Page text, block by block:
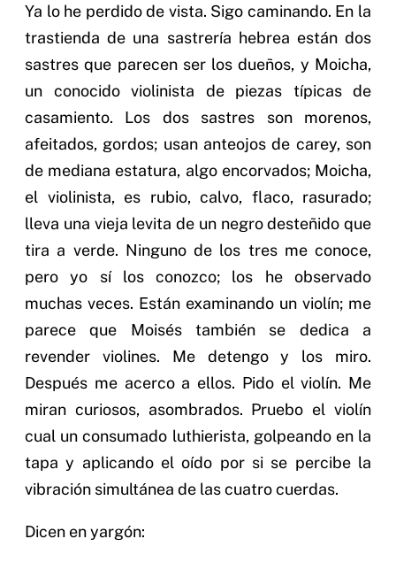
Ya lo he perdido de vista. Sigo caminando. En la
trastienda de una sastrería hebrea están dos
sastres que parecen ser los dueños, y Moicha,
un conocido violinista de piezas típicas de
casamiento. Los dos sastres son morenos,
afeitados, gordos; usan anteojos de carey, son
de mediana estatura, algo encorvados; Moicha,
el violinista, es rubio, calvo, flaco, rasurado;
lleva una vieja levita de un negro desteñido que
tira a verde. Ninguno de los tres me conoce,
pero yo sí los conozco; los he observado
muchas veces. Están examinando un violín; me
parece que Moisés también se dedica a
revender violines. Me detengo y los miro.
Después me acerco a ellos. Pido el violín. Me
miran curiosos, asombrados. Pruebo el violín
cual un consumado luthierista, golpeando en la
tapa y aplicando el oído por si se percibe la
vibración simultánea de las cuatro cuerdas.
Dicen en yargón: